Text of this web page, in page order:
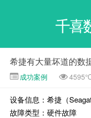
千喜
希捷有大量坏道的数
成功案例
设备信息：希捷（
故障类型：硬件故障